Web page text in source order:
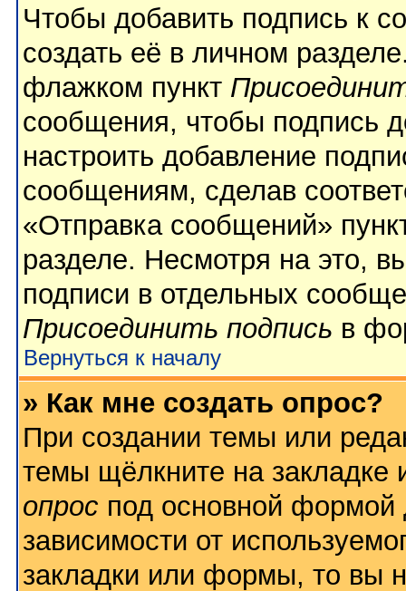
Чтобы добавить подпись к
создать её в личном
флажком пункт
сообщения, чтобы подпись
настроить добавление
сообщениям, сделав
«Отправка сообщений»
разделе. Несмотря на это,
подписи в отдельных
Присоединить подпись в
Вернуться к началу
» Как мне создать опрос?
При создании темы или
темы щёлкните на
опрос под основной формой
зависимости от
закладки или формы, то вы